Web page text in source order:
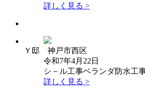
詳しく見る >
Ｙ邸 神戸市西区
令和7年4月22日
シ－ル工事ベランダ防水工
詳しく見る >